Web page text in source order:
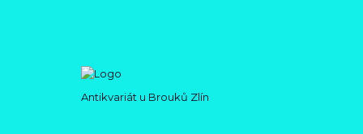
Antikvariát u Brouků Zlín